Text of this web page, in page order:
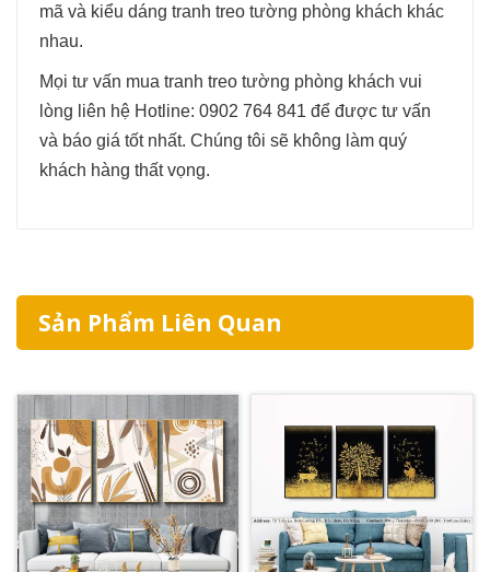
mã và kiểu dáng tranh treo tường phòng khách khác
nhau.
Mọi tư vấn mua tranh treo tường phòng khách vui
lòng liên hệ Hotline: 0902 764 841 để được tư vấn
và báo giá tốt nhất. Chúng tôi sẽ không làm quý
khách hàng thất vọng.
Sản Phẩm Liên Quan